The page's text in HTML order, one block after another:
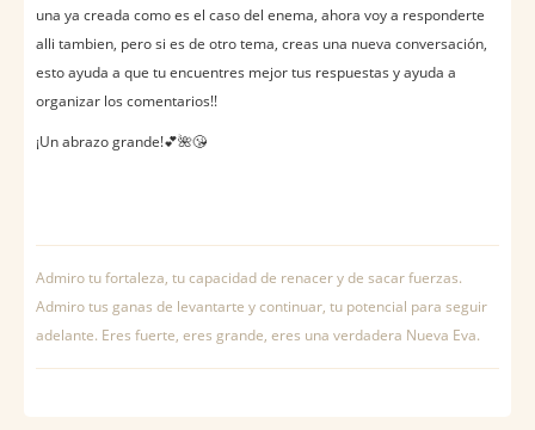
una ya creada como es el caso del enema, ahora voy a responderte
alli tambien, pero si es de otro tema, creas una nueva conversación,
esto ayuda a que tu encuentres mejor tus respuestas y ayuda a
organizar los comentarios!!
¡Un abrazo grande!💕🌺😘
Admiro tu fortaleza, tu capacidad de renacer y de sacar fuerzas.
Admiro tus ganas de levantarte y continuar, tu potencial para seguir
adelante. Eres fuerte, eres grande, eres una verdadera Nueva Eva.